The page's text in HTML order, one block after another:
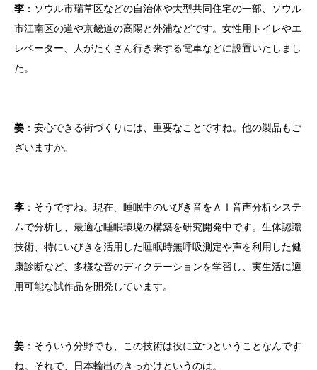
李 ：ソウル市瑞草区などの自治体や大型共同住宅の一部、ソウル
市江南区の道や京畿道の高陽と外浦などです。女性用トイレやエ
レベーター、人がたくさん行き来する電車などに設置いたしまし
た。
姜 ：安心できる街づくりには、重要なことですね。他の製品もご
ざいますか。
李 ：そうですね。現在、睡眠中のいびき音をＡＩ音声分析システ
ムで分析し、最適な睡眠環境の構築を研究開発中です。生体認識
技術、特にいびきを活用した睡眠時無呼吸測定や声を利用した健
康診断など、多様な音のディクテーションを学習し、実生活に適
用可能な試作品を開発しています。
姜 ：そういう分野でも、この技術は役に立つということなんです
ね。それで、日本輸出のきっかけというのは。